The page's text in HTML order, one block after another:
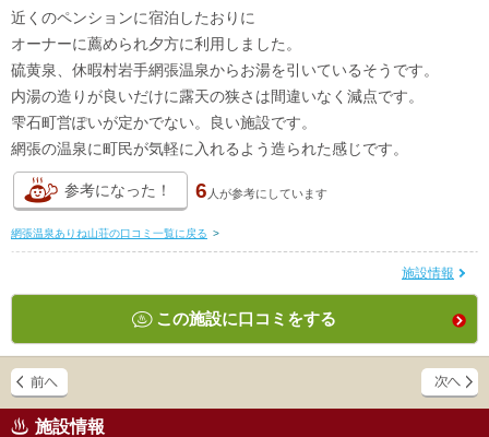
近くのペンションに宿泊したおりに
オーナーに薦められ夕方に利用しました。
硫黄泉、休暇村岩手網張温泉からお湯を引いているそうです。
内湯の造りが良いだけに露天の狭さは間違いなく減点です。
雫石町営ぽいが定かでない。良い施設です。
網張の温泉に町民が気軽に入れるよう造られた感じです。
参考になった！ 6 人が参考にしています
網張温泉ありね山荘の口コミ一覧に戻る >
施設情報
この施設に口コミをする
施設情報